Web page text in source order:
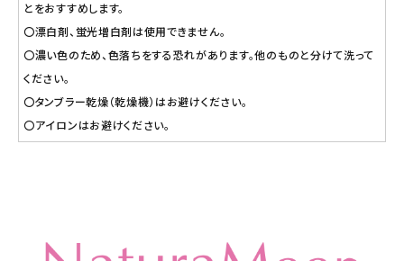
とをおすすめします。
〇漂白剤、蛍光増白剤は使用できません。
〇濃い色のため、色落ちをする恐れがあります。他のものと分けて洗って
ください。
〇タンブラー乾燥（乾燥機）はお避けください。
〇アイロンはお避けください。